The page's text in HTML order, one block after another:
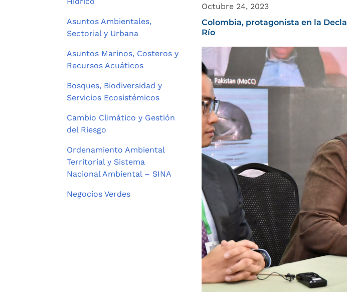
Asuntos Ambientales,
Sectorial y Urbana
Asuntos Marinos, Costeros y
Recursos Acuáticos
Bosques, Biodiversidad y
Servicios Ecosistémicos
Cambio Climático y Gestión
del Riesgo
Ordenamiento Ambiental
Territorial y Sistema
Nacional Ambiental – SINA
Negocios Verdes
Octubre 24, 2023
Colombia, protagonista en la
Río